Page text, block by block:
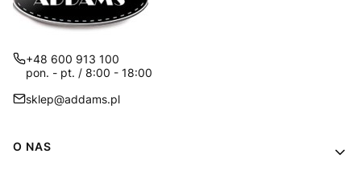
+48 600 913 100
pon. - pt. / 8:00 - 18:00
sklep@addams.pl
Linki w stopce
O NAS